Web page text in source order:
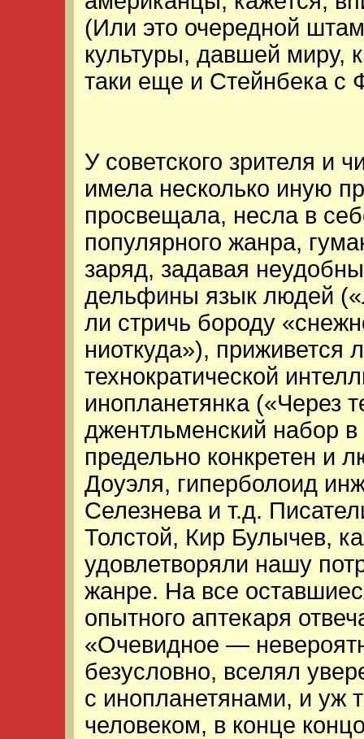
(Или это очередной
культуры, давшей миру,
таки еще и Стейнбека с
У советского зрителя и
имела несколько иную
просвещала, несла в
популярного жанра,
заряд, задавая
дельфины язык людей
ли стричь бороду
ниоткуда»), приживется
технократической
инопланетянка («Через
джентльменский набор
предельно конкретен и
Доуэля, гиперболоид
Селезнева и т.д.
Толстой, Кир Булычев,
удовлетворяли нашу
жанре. На все
опытного аптекаря
«Очевидное —
безусловно, вселял
с инопланетянами, и уж
человеком, в конце